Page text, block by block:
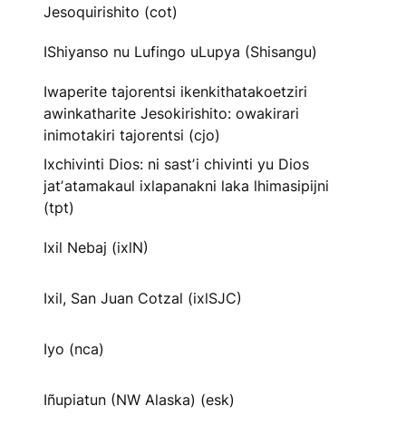
Jesoquirishito (cot)
IShiyanso nu Lufingo uLupya (Shisangu)
Iwaperite tajorentsi ikenkithatakoetziri
awinkatharite Jesokirishito: owakirari
inimotakiri tajorentsi (cjo)
Ixchivinti Dios: ni sastʼi chivinti yu Dios
jatʼatamakaul ixlapanakni laka lhimasipijni
(tpt)
Ixil Nebaj (ixlN)
Ixil, San Juan Cotzal (ixlSJC)
Iyo (nca)
Iñupiatun (NW Alaska) (esk)